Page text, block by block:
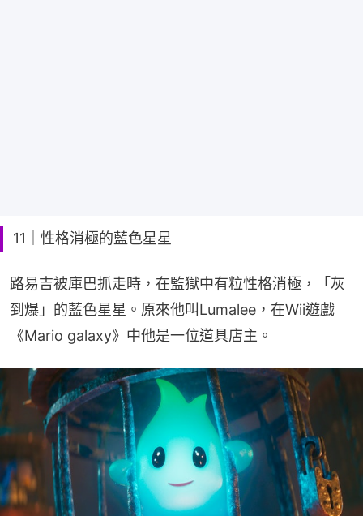
11｜性格消極的藍色星星
路易吉被庫巴抓走時，在監獄中有粒性格消極，「灰
到爆」的藍色星星。原來他叫Lumalee，在Wii遊戲
《Mario galaxy》中他是一位道具店主。